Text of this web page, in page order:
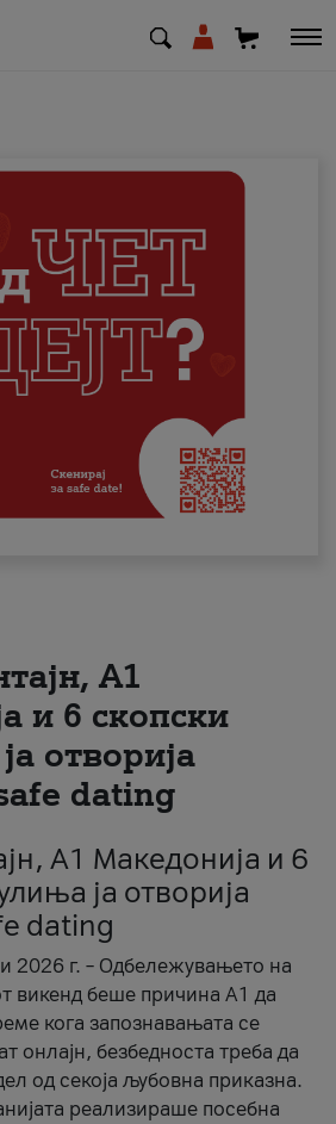
A1
и 6 скопски
отворија
dating
A1 Македонија и 6
ја отворија
dating
2026 г. – Одбележувањето на
викенд беше причина А1 да
кога запознавањата се
онлајн, безбедноста треба да
од секоја љубовна приказна.
реализираше посебна